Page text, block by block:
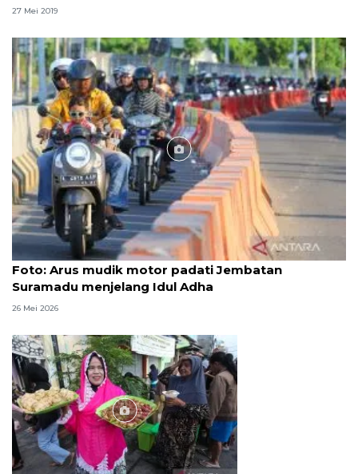
27 Mei 2019
Foto: Arus mudik motor padati Jembatan
Suramadu menjelang Idul Adha
26 Mei 2026